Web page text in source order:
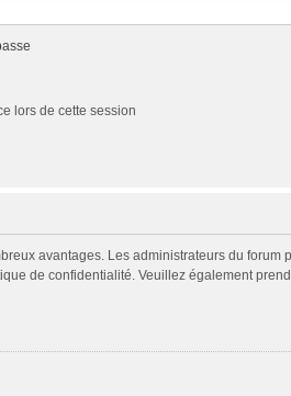
lors de cette session
avantages. Les administrateurs du
de confidentialité. Veuillez également